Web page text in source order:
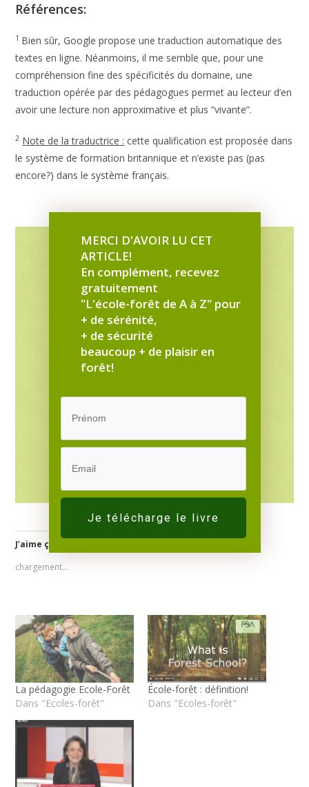
Références:
1 Bien sûr, Google propose une traduction automatique des
textes en ligne. Néanmoins, il me semble que, pour une
compréhension fine des spécificités du domaine, une
traduction opérée par des pédagogues permet au lecteur d’en
avoir une lecture non approximative et plus “vivante”.
2 Note de la traductrice : cette qualification est proposée dans
le système de formation britannique et n’existe pas (pas
encore?) dans le système français.
MERCI D'AVOIR LU CET
ARTICLE!
En complément, recevez
gratuitement
"L'école-forêt de A à Z" pour
+ de sérénité,
+ de sécurité
beaucoup + de plaisir en
forêt!
Je télécharge le livre
J’aime ça :
chargement…
La pédagogie Ecole-Forêt
Dans "Ecoles-forêt"
École-forêt : définition!
Dans "Ecoles-forêt"